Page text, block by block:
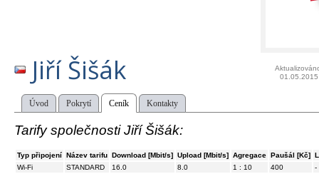
Jiří Šišák
01.05.2015
Úvod Pokrytí Ceník Kontakty
Tarify společnosti Jiří Šišák:
Typ připojení Název tarifu Download [Mbit/s] Upload [Mbit/s] Agregace Paušál [Kč]
Wi-Fi
STANDARD 16.0 8.0 1 : 10 400
-